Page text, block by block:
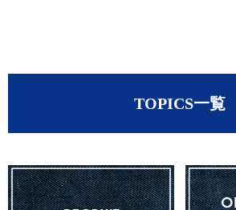
TOPICS一覧